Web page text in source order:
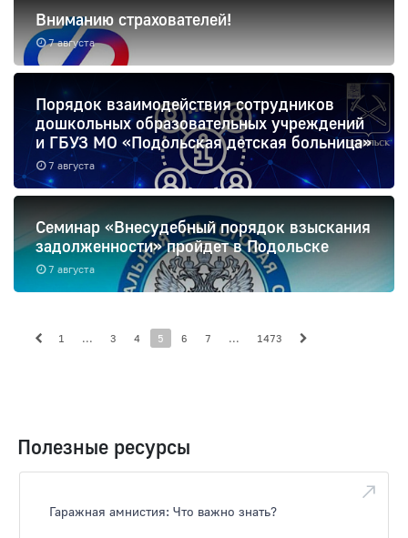
7 августа
Вниманию страхователей!
7 августа
Порядок взаимодействия сотрудников
дошкольных образовательных учреждений
и ГБУЗ МО «Подольская детская больница»
7 августа
Семинар «Внесудебный порядок взыскания
задолженности» пройдет в Подольске
1 ... 3 4 5 6 7 ... 1473
Полезные ресурсы
Гаражная амнистия: Что важно знать?